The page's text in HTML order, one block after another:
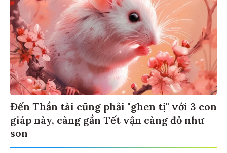
Đến Thần tài cũng phải "ghen tị" với 3 con
giáp này, càng gần Tết vận càng đỏ như
son